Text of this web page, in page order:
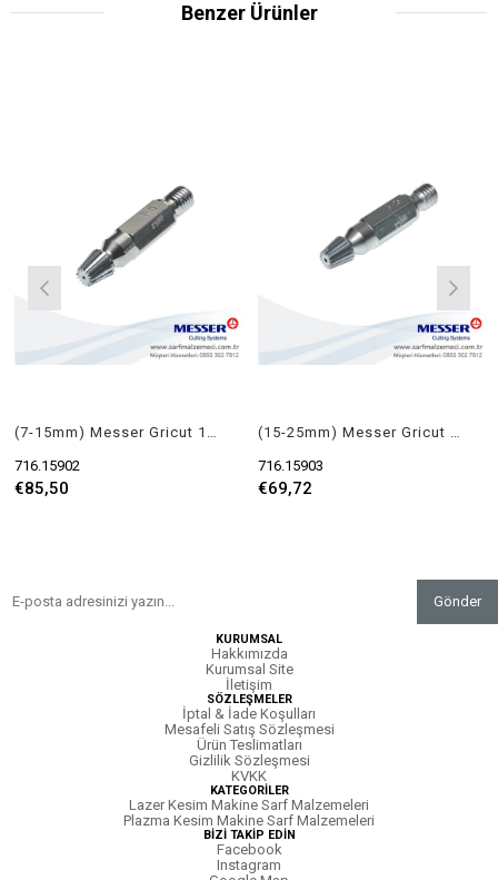
Benzer Ürünler
716.15902
€85,50
716.15903
€69,72
Gönder
KURUMSAL
Hakkımızda
Kurumsal Site
İletişim
SÖZLEŞMELER
İptal & İade Koşulları
Mesafeli Satış Sözleşmesi
Ürün Teslimatları
Gizlilik Sözleşmesi
KVKK
KATEGORİLER
Lazer Kesim Makine Sarf Malzemeleri
Plazma Kesim Makine Sarf Malzemeleri
BİZİ TAKİP EDİN
Facebook
Instagram